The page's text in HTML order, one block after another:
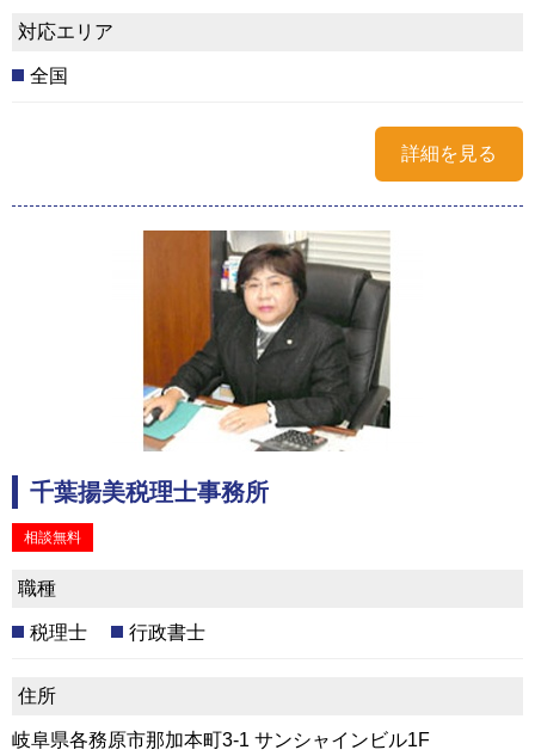
対応エリア
全国
詳細を見る
千葉揚美税理士事務所
相談無料
職種
税理士 行政書士
住所
岐阜県各務原市那加本町3-1 サンシャインビル1F